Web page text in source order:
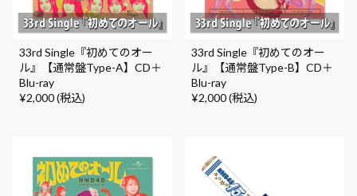
33rd Single『初めてのオー
ル』【通常盤Type-A】CD＋
Blu-ray
¥2,000 (税込)
33rd Single『初めてのオー
ル』【通常盤Type-B】CD＋
Blu-ray
¥2,000 (税込)